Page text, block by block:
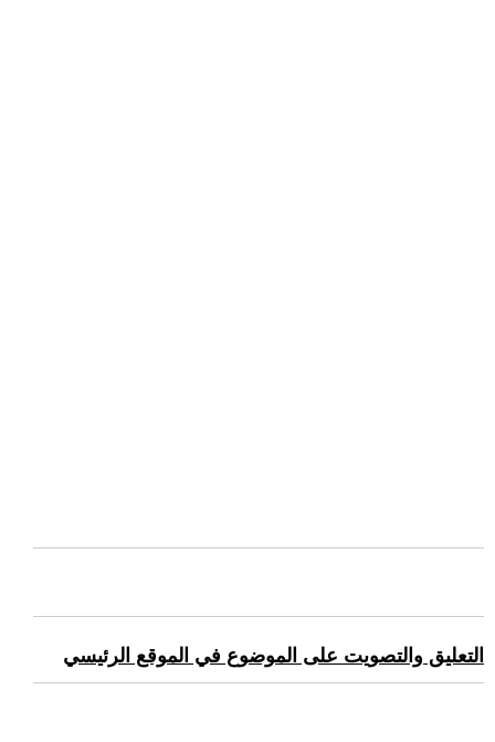
التعليق والتصويت على الموضوع في الموقع الرئيسي